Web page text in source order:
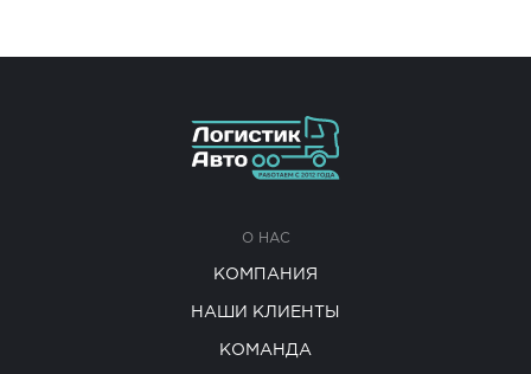
О НАС
КОМПАНИЯ
НАШИ КЛИЕНТЫ
КОМАНДА